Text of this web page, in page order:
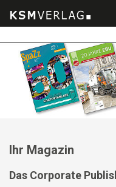
Inhalt
springen
Ihr Magazin
Das Corporate